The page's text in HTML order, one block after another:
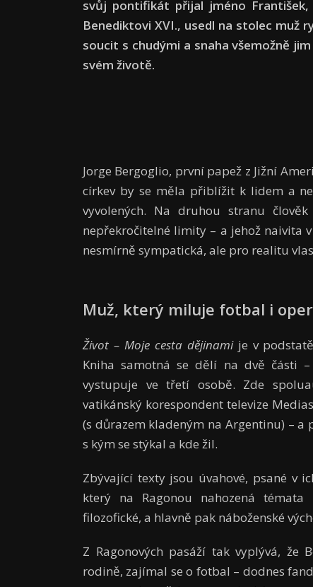
svůj pontifikát přijal jméno
Benediktovi XVI., usedl na stolec muž
soucit s chudými a snaha všemožně
svém životě.
Jorge Bergoglio, první papež z Jižní
církev by se měla přiblížit k lidem a
vyvolených. Na druhou stranu
nepřekročitelné limity – a jehož naivita
nesmírně sympatická, ale pro realitu
Muž, který miluje fotbal i
Život – Moje cesta dějinamije v
Kniha samotná se dělí na dvě části
vystupuje ve třetí osobě. Zde
vatikánský korespondent televize
(s důrazem kladeným na Argentinu) – a
s kým se stýkal a kde žil.
Zbývající texty jsou úvahové, psané v
který na Ragonou nahozená
filozofické, a hlavně pak náboženské
Z Ragonových pasáží tak vyplývá, že
rodině, zajímal se o fotbal – dodnes